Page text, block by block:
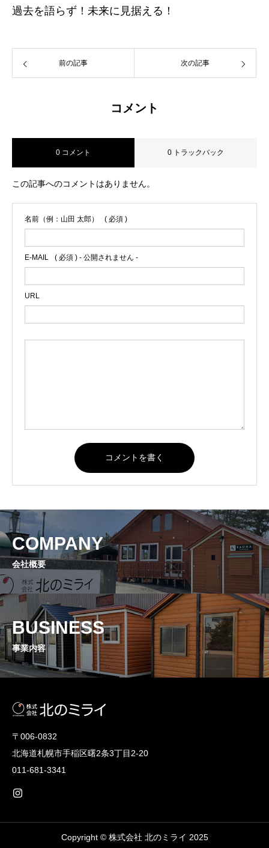
過去を語らず！未来に見据える！
前の記事 次の記事
コメント
0 コメント 0 トラックバック
この記事へのコメントはありません。
名前（例：山田 太郎） ( 必須 )
E-MAIL ( 必須 ) - 公開されません -
URL
COMPANY
会社概要
BUSINESS
事業内容
〒006-0832
北海道札幌市手稲区曙2条3丁目2-20
011-681-3341
Copyright © 株式会社 北のミライ 2025